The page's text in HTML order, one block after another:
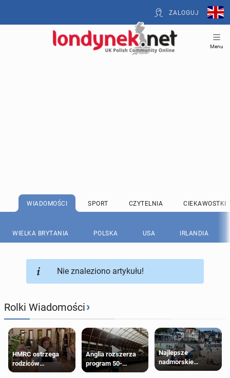
ZALOGUJ
Menu
WIADOMOŚCI SPORT CZYTELNIA CIEKAWOSTKI
WIELKA BRYTANIA POLSKA USA IRLANDIA
Nie znaleziono artykułu!
Rolki Wiadomości›
HMRC ostrzega
rodziców
pobierających Child
Anglia rozszerza
program 50-
procentowych
Najlepsze
nadmorskie
miasteczko blisko